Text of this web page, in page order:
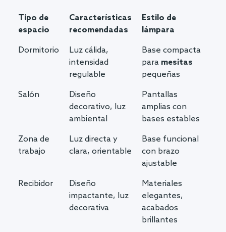
Tipo de
espacio
Características
recomendadas
Estilo de
lámpara
Dormitorio
Luz cálida,
intensidad
regulable
Base compacta
para mesitas
pequeñas
Salón
Diseño
decorativo, luz
ambiental
Pantallas
amplias con
bases estables
Zona de
trabajo
Luz directa y
clara, orientable
Base funcional
con brazo
ajustable
Recibidor
Diseño
impactante, luz
decorativa
Materiales
elegantes,
acabados
brillantes